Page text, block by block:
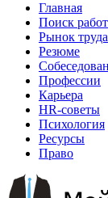
Главная
Поиск
Рынок труда
Резюме
Профессии
Карьера
HR-советы
Психология
Ресурсы
Право